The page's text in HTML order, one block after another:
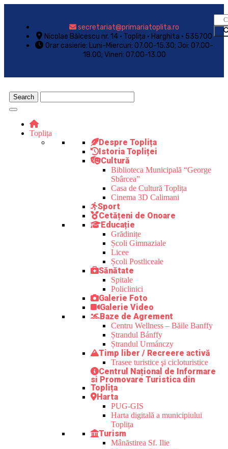
secretariat@primariatoplita.ro
Nicolae Bălcescu nr. 14 • Toplița • Harghita • 535700
Orar casierie: Luni-Miercuri: 07.00-15.30; Joi: 07.00-
18.00; Vineri: 07.00-13.00
Toplița
Despre Toplița
Istoria Topliței
Cultură
Biblioteca Municipală “George
Sbârcea”
Casa de Cultură Toplița
Cinema 3D Calimani
Sport
Cetățeni de Onoare
Educație
Grădinițe
Școli Gimnaziale
Licee
Școli Postliceale
Sănătate
Spitale
Policlinici
Galerie Foto
Galerie Video
Baze de Agrement
Centru Wellness – Băile Banffy
Ștrandul Bánffy
Ștrandul Urmánczy
Timp liber / Recreere activă
Trasee turistice şi cicloturistice
Centrul Național de Informare
si Promovare Turistica din
Toplița
Harta
PUG-GIS
Harta digitală a municipiului
Toplița
Turism
Mânăstirea Sf. Ilie